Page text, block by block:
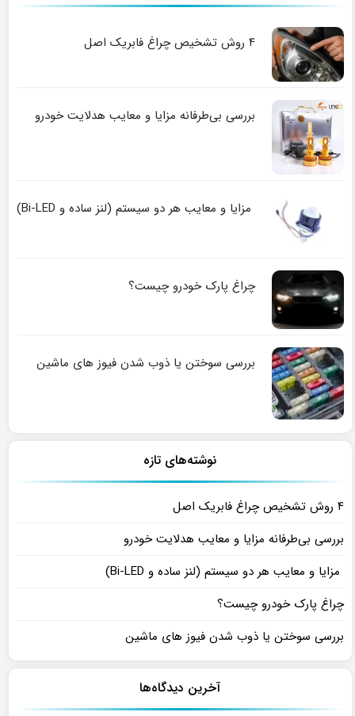
۴ روش تشخیص چراغ فابریک اصل
بررسی بی‌طرفانه مزایا و معایب هدلایت خودرو
مزایا و معایب هر دو سیستم (لنز ساده و Bi-LED)
چراغ پارک خودرو چیست؟
بررسی سوختن یا ذوب شدن فیوز های ماشین
نوشته‌های تازه
۴ روش تشخیص چراغ فابریک اصل
بررسی بی‌طرفانه مزایا و معایب هدلایت خودرو
مزایا و معایب هر دو سیستم (لنز ساده و Bi-LED)
چراغ پارک خودرو چیست؟
بررسی سوختن یا ذوب شدن فیوز های ماشین
آخرین دیدگاه‌ها